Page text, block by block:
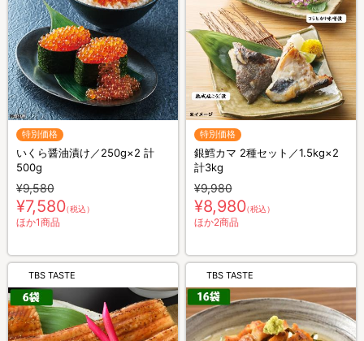
特別価格
いくら醤油漬け／250g×2 計
500g
¥9,580
¥7,580（税込）
ほか1商品
特別価格
銀鱈カマ 2種セット／1.5kg×2
計3kg
¥9,980
¥8,980（税込）
ほか2商品
TBS TASTE TBS TASTE